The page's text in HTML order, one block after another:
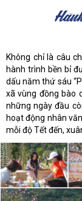
Không chỉ là câu
hành trình bền bỉ
dấu năm thứ sáu
xã vùng đồng bào
những ngày đầu
hoạt động nhân
mỗi độ Tết đến,